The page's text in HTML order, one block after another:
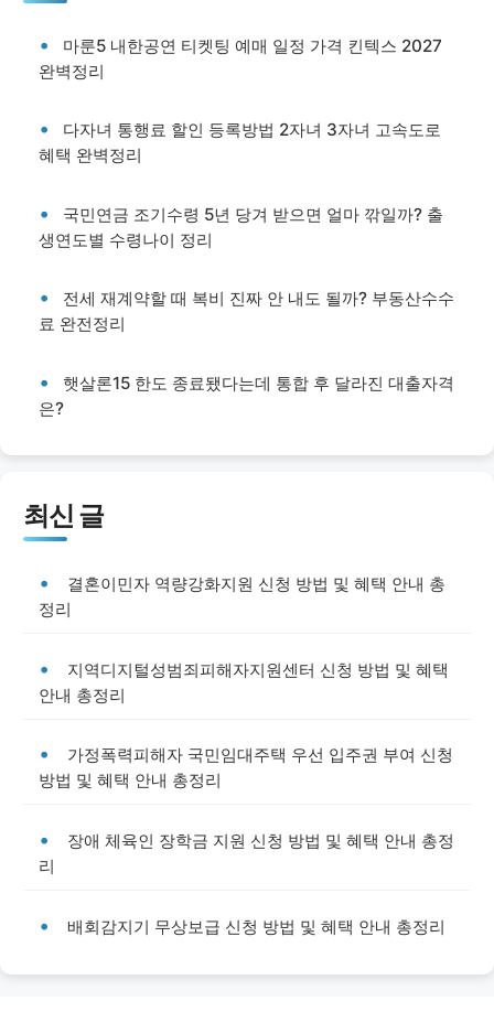
마룬5 내한공연 티켓팅 예매 일정 가격 킨텍스 2027
완벽정리
다자녀 통행료 할인 등록방법 2자녀 3자녀 고속도로
혜택 완벽정리
국민연금 조기수령 5년 당겨 받으면 얼마 깎일까? 출
생연도별 수령나이 정리
전세 재계약할 때 복비 진짜 안 내도 될까? 부동산수수
료 완전정리
햇살론15 한도 종료됐다는데 통합 후 달라진 대출자격
은?
최신 글
결혼이민자 역량강화지원 신청 방법 및 혜택 안내 총
정리
지역디지털성범죄피해자지원센터 신청 방법 및 혜택
안내 총정리
가정폭력피해자 국민임대주택 우선 입주권 부여 신청
방법 및 혜택 안내 총정리
장애 체육인 장학금 지원 신청 방법 및 혜택 안내 총정
리
배회감지기 무상보급 신청 방법 및 혜택 안내 총정리